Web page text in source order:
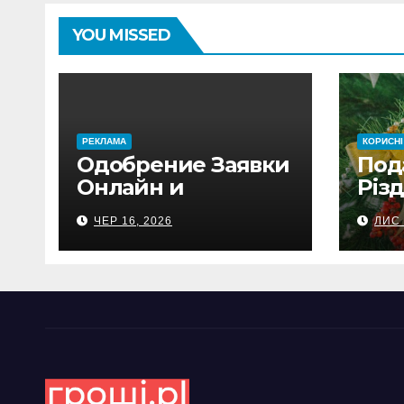
YOU MISSED
PЕКЛАМА
Одобрение Заявки
Онлайн и
Автоматический
Перевод на
Банковский Счёт.
ЧЕР 16, 2026 ЛИС